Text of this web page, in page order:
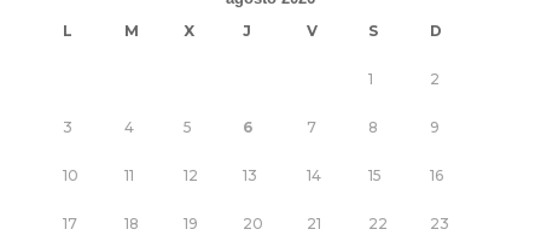
L
M X J V S D
1 2
3 4 5 6 7 8 9
10 11 12 13 14 15 16
17 18 19 20 21 22 23